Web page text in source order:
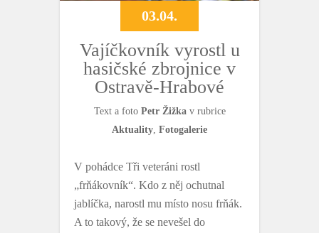
03.04.
Vajíčkovník vyrostl u
hasičské zbrojnice v
Ostravě-Hrabové
Text a foto Petr Žižka v rubrice
Aktuality Fotogalerie
V pohádce Tři veteráni rostl
„frňákovník“. Kdo z něj ochutnal
jablíčka, narostl mu místo nosu frňák.
A to takový, že se nevešel do